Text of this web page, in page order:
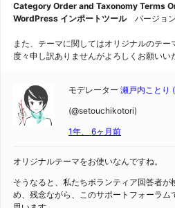
Category Order and Taxonomy Terms
WordPress インポートツールバージョ
また、テーマに関してはオリジナルのテー
度々申し訳ありませんがよろしくお願いい
モデレーター 瀬戸内ことり
(@setouchikotori)
1年、 6ヶ月前
オリジナルテーマをお使いなんですね。
そうなると、私たちボランティア回答者
め、残念ながら、このサポートフォーラム